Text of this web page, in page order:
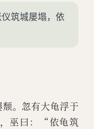
筑城屡塌，依
。忽有大龟浮于
巫曰：“依龟筑